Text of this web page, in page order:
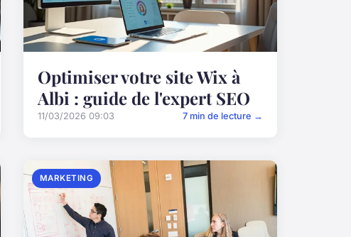
Optimiser votre site Wix à
Albi : guide de l'expert SEO
11/03/2026 09:03 7 min de lecture →
MARKETING